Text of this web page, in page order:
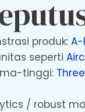
produk: A-
seperti
tinggi:
/ robust